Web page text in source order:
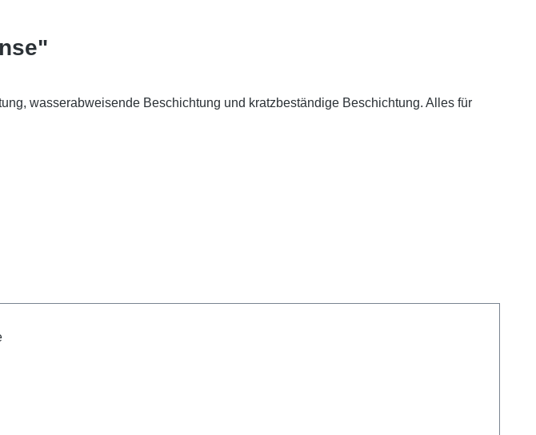
wasserabweisende Beschichtung und kratzbeständige Beschichtung. Alles für